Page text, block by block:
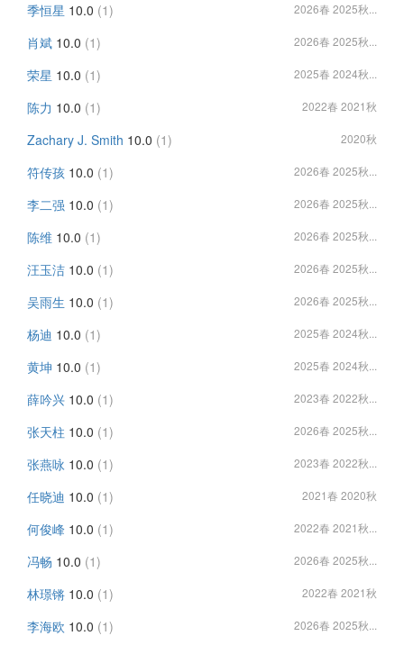
季恒星 10.0 (1) 2026春 2025秋...
肖斌 10.0 (1) 2026春 2025秋...
荣星 10.0 (1) 2025春 2024秋...
陈力 10.0 (1) 2022春 2021秋
Zachary J. Smith 10.0 (1) 2020秋
符传孩 10.0 (1) 2026春 2025秋...
李二强 10.0 (1) 2026春 2025秋...
陈维 10.0 (1) 2026春 2025秋...
汪玉洁 10.0 (1) 2026春 2025秋...
吴雨生 10.0 (1) 2026春 2025秋...
杨迪 10.0 (1) 2025春 2024秋...
黄坤 10.0 (1) 2025春 2024秋...
薛吟兴 10.0 (1) 2023春 2022秋...
张天柱 10.0 (1) 2026春 2025秋...
张燕咏 10.0 (1) 2023春 2022秋...
任晓迪 10.0 (1) 2021春 2020秋
何俊峰 10.0 (1) 2022春 2021秋...
冯畅 10.0 (1) 2026春 2025秋...
林璟锵 10.0 (1) 2022春 2021秋
李海欧 10.0 (1) 2026春 2025秋...